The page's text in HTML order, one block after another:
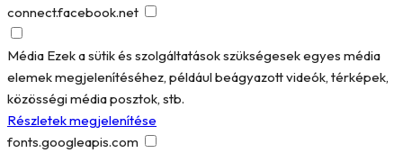
connect.facebook.net
Média Ezek a sütik és szolgáltatások szükségesek egyes média
elemek megjelenítéséhez, például beágyazott videók, térképek,
közösségi média posztok, stb.
Részletek megjelenítése
fonts.googleapis.com